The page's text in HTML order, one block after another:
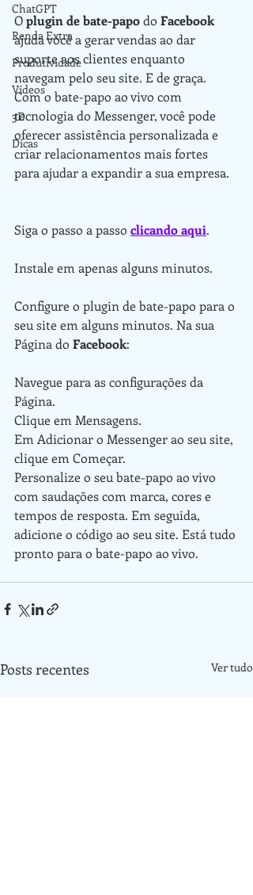
ChatGPT
Renda Extra
Produtividade
Vídeos
3D
Dicas
O plugin de bate-papo do Facebook
ajuda você a gerar vendas ao dar
suporte aos clientes enquanto
navegam pelo seu site. E de graça.
Com o bate-papo ao vivo com
tecnologia do Messenger, você pode
oferecer assistência personalizada e
criar relacionamentos mais fortes
para ajudar a expandir a sua empresa.
Siga o passo a passo clicando aqui.
Instale em apenas alguns minutos.
Configure o plugin de bate-papo para o
seu site em alguns minutos. Na sua
Página do Facebook:
Navegue para as configurações da
Página.
Clique em Mensagens.
Em Adicionar o Messenger ao seu site,
clique em Começar.
Personalize o seu bate-papo ao vivo
com saudações com marca, cores e
tempos de resposta. Em seguida,
adicione o código ao seu site. Está tudo
pronto para o bate-papo ao vivo.
Posts recentes Ver tudo